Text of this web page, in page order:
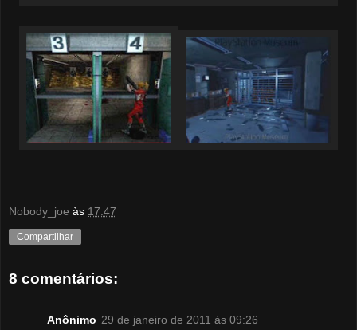
Nobody_joe às 17:47
Compartilhar
8 comentários:
Anônimo 29 de janeiro de 2011 às 09:26